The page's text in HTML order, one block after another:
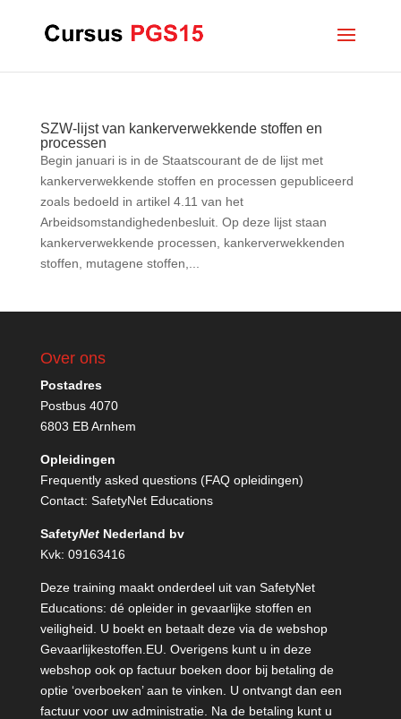
SZW-lijst van kankerverwekkende stoffen en
processen
Begin januari is in de Staatscourant de de lijst met
kankerverwekkende stoffen en processen gepubliceerd
zoals bedoeld in artikel 4.11 van het
Arbeidsomstandighedenbesluit. Op deze lijst staan
kankerverwekkende processen, kankerverwekkenden
stoffen, mutagene stoffen,...
Over ons
Postadres
Postbus 4070
6803 EB Arnhem
Opleidingen
Frequently asked questions (FAQ opleidingen)
Contact: SafetyNet Educations
SafetyNetNederland bv
Kvk: 09163416
Deze training maakt onderdeel uit van SafetyNet
Educations: dé opleider in gevaarlijke stoffen en
veiligheid. U boekt en betaalt deze via de webshop
Gevaarlijkestoffen.EU . Overigens kunt u in deze
webshop ook op factuur boeken door bij betaling de
optie ‘overboeken’ aan te vinken. U ontvangt dan een
factuur voor uw administratie. Na de betaling kunt u